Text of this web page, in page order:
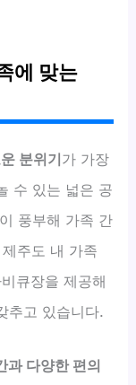
에 맞는
분위기가 가장
수 있는 넓은 공
풍부해 가족 간
주도 내 가족
큐장을 제공해
추고 있습니다.
과 다양한 편의